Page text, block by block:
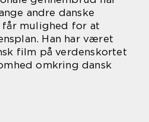
andre danske
får mulighed for at
Han har været
film på verdenskortet
omkring dansk